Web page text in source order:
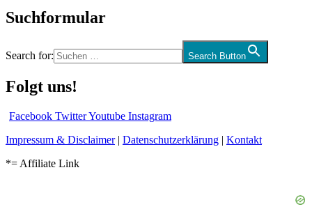
Suchformular
Search for: Search Button
Folgt uns!
Facebook TwitterYoutube Instagram
Impressum & Disclaimer| Datenschutzerklärung | Kontakt
*= Affiliate Link